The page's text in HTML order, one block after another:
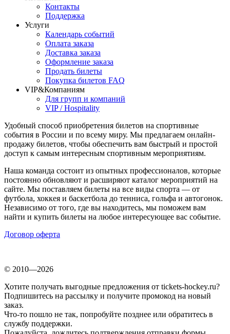
Контакты
Поддержка
Услуги
Календарь событий
Оплата заказа
Доставка заказа
Оформление заказа
Продать билеты
Покупка билетов FAQ
VIP&Компаниям
Для групп и компаний
VIP / Hospitality
Удобный способ приобретения билетов на спортивные
события в России и по всему миру. Мы предлагаем онлайн-
продажу билетов, чтобы обеспечить вам быстрый и простой
доступ к самым интересным спортивным мероприятиям.
Наша команда состоит из опытных профессионалов, которые
постоянно обновляют и расширяют каталог мероприятий на
сайте. Мы поставляем билеты на все виды спорта — от
футбола, хоккея и баскетбола до тенниса, гольфа и автогонок.
Независимо от того, где вы находитесь, мы поможем вам
найти и купить билеты на любое интересующее вас событие.
Договор оферта
© 2010—2026
Хотите получать выгодные предложения от tickets-hockey.ru?
Подпишитесь на рассылку и получите промокод на новый
заказ.
Что-то пошло не так, попробуйте позднее или обратитесь в
службу поддержки.